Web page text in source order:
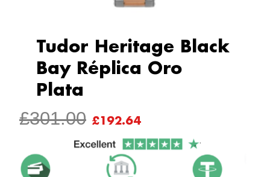
Tudor Heritage Black
Bay Réplica Oro
Plata
£301.00 EL
PRECIO
ORIGINAL
ERA:
£192.64
PRECIO
ACTUAL